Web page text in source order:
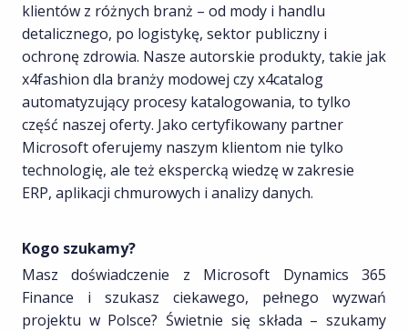
klientów z różnych branż – od mody i handlu
detalicznego, po logistykę, sektor publiczny i
ochronę zdrowia. Nasze autorskie produkty, takie jak
x4fashion dla branży modowej czy x4catalog
automatyzujący procesy katalogowania, to tylko
część naszej oferty. Jako certyfikowany partner
Microsoft oferujemy naszym klientom nie tylko
technologię, ale też ekspercką wiedzę w zakresie
ERP, aplikacji chmurowych i analizy danych.
Kogo szukamy?
Masz doświadczenie z Microsoft Dynamics 365
Finance i szukasz ciekawego, pełnego wyzwań
projektu w Polsce? Świetnie się składa – szukamy